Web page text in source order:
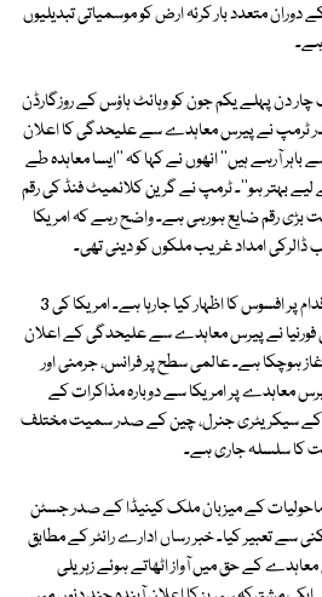
متعدد بار کرئہ ارض کو موسمیاتی تبدیلیوں
دن پہلے یکم جون کو وہائٹ ہاؤس کے روزگارڈن
ٹرمپ نے پیرس معاہدے سے علیحدگی کا اعلان
باہر آرہے ہیں'' انھوں نے کہا کہ ''ایسا معاہدہ طے
بہتر ہو''۔ ٹرمپ نے گرین کلائمیٹ فنڈ کی رقم
بڑی رقم ضایع ہورہی ہے۔ واضح رہے کہ امریکا
دنیا بھر میں امریکی صدر کے اس اقدام پر افسوس کا اظہار کیا جارہا ہے۔ امریکا کی 3
فورنیا نے پیرس معاہدے سے علیحدگی کے اعلان
ہوچکا ہے۔ عالمی سطح پر فرانس، جرمنی اور
معاہدے پر امریکا سے دوبارہ مذاکرات کے
کے سیکریٹری جنرل، چین کے صدر سمیت مختلف
کا سلسلہ جاری ہے۔
کے میزبان ملک کینیڈا کے صدر جسٹن
سے تعبیر کیا۔ خبر رساں ادارے رائٹر کے مطابق
معاہدے کے حق میں آواز اٹھاتے ہوئے زہریلی